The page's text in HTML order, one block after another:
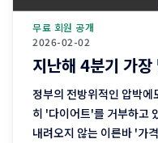
2026-02-02
무료 회원 공개
지난해 4분기 가
정부의 전방위적인 압박
히 '다이어트'를 거부하고
내려오지 않는 이른바 '가